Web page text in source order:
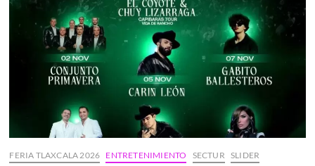
FERIA TLAXCALA 2026 ENTRETENIMIENTO SECTUR SLIDER